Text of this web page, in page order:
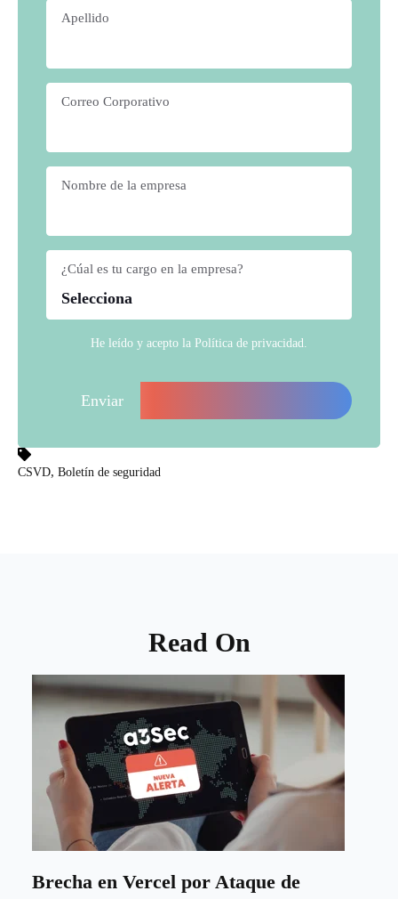
Apellido
Correo Corporativo
Nombre de la empresa
¿Cúal es tu cargo en la empresa?
He leído y acepto la Política de privacidad
CSVD, Boletín de seguridad
Read On
Brecha en Vercel por Ataque de